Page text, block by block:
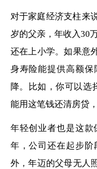
对于家庭经济支柱来
岁的父亲，年收入30
还在上小学。如果意
身寿险能提供高额
降。比如，你可以选
能用这笔钱还清房贷
年轻创业者也是这款
年，公司还在起步
外，年迈的父母无人